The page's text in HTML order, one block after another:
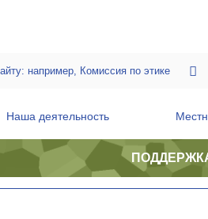
Наша деятельность